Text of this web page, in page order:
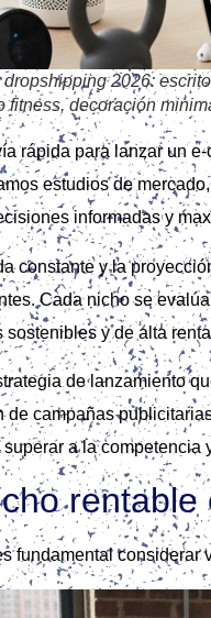
2026:
decoración
rápida para lanzar un
estudios de
informadas y
constante y la
Cada nicho se
y de alta
de lanzamiento
campañas
a la competencia
rentable
fundamental